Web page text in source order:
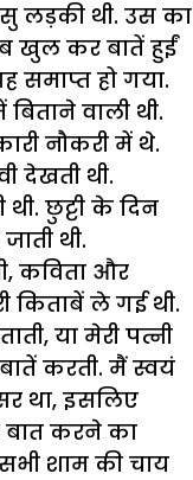
लड़की थी. उस का
खुल कर बातें हुईं
समाप्त हो गया.
वाली थी.
नौकरी में थे.
देखती थी.
छुट्टी के दिन
थी.
कविता और
किताबें ले गई थी.
या मेरी पत्नी
करती. मैं स्वयं
था, इसलिए
करने का
शाम की चाय